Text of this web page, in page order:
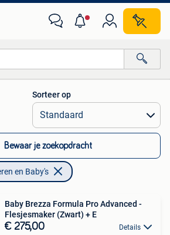
Alle afstanden…
Sorteer op
Bewaar je zoekopdracht
en Baby's
​Baby Brezza Formula Pro Advanced -
Flesjesmaker (Zwart) + E
€ 275,00 Details